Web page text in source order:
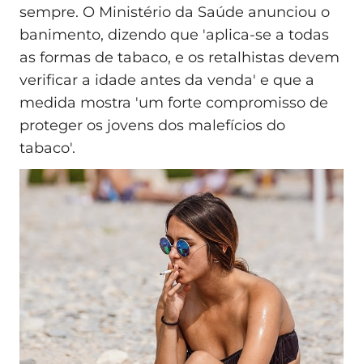
sempre. O Ministério da Saúde anunciou o
banimento, dizendo que 'aplica-se a todas
as formas de tabaco, e os retalhistas devem
verificar a idade antes da venda' e que a
medida mostra 'um forte compromisso de
proteger os jovens dos malefícios do
tabaco'.